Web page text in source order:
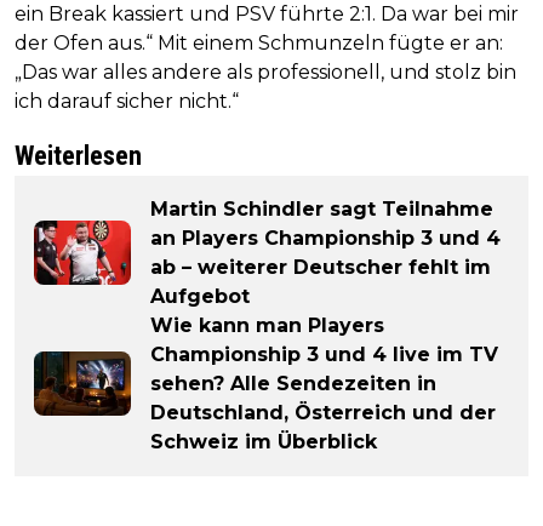
ein Break kassiert und PSV führte 2:1. Da war bei mir
der Ofen aus.“ Mit einem Schmunzeln fügte er an:
„Das war alles andere als professionell, und stolz bin
ich darauf sicher nicht.“
Weiterlesen
Martin Schindler sagt Teilnahme
an Players Championship 3 und 4
ab – weiterer Deutscher fehlt im
Aufgebot
Wie kann man Players
Championship 3 und 4 live im TV
sehen? Alle Sendezeiten in
Deutschland, Österreich und der
Schweiz im Überblick